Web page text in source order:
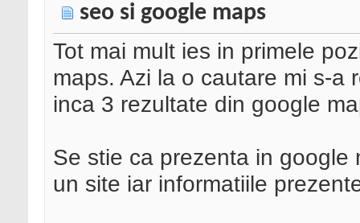
seo si google maps
Tot mai mult ies in primele
maps. Azi la o cautare mi s-a
inca 3 rezultate din google
Se stie ca prezenta in
un site iar informatiile